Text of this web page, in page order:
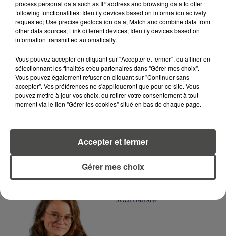
LA RÉDACTION
RCA
Voir toute l'équipe RCA
DIMITRI COUTAND
Journaliste
Journaliste
process personal data such as IP address and browsing data to offer
following functionalities: Identify devices based on information actively
requested; Use precise geolocation data; Match and combine data from
other data sources; Link different devices; Identify devices based on
information transmitted automatically.
Vous pouvez accepter en cliquant sur "Accepter et fermer", ou affiner en
sélectionnant les finalités et/ou partenaires dans "Gérer mes choix".
Vous pouvez également refuser en cliquant sur "Continuer sans
accepter". Vos préférences ne s'appliqueront que pour ce site. Vous
pouvez mettre à jour vos choix, ou retirer votre consentement à tout
moment via le lien "Gérer les cookies" situé en bas de chaque page.
Gérer mes choix
Accepter et fermer